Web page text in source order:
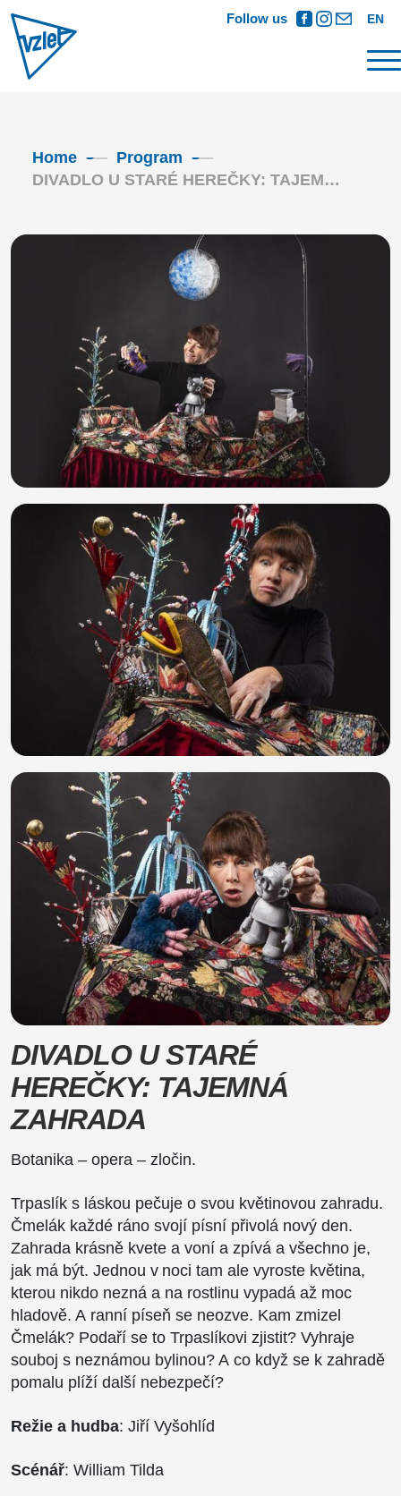
Follow us EN
Home
Program
DIVADLO U STARÉ HEREČKY: TAJEM…
DIVADLO U STARÉ
HEREČKY: TAJEMNÁ
ZAHRADA
Botanika – opera – zločin.
Trpaslík s láskou pečuje o svou květinovou zahradu.
Čmelák každé ráno svojí písní přivolá nový den.
Zahrada krásně kvete a voní a zpívá a všechno je,
jak má být. Jednou v noci tam ale vyroste květina,
kterou nikdo nezná a na rostlinu vypadá až moc
hladově. A ranní píseň se neozve. Kam zmizel
Čmelák? Podaří se to Trpaslíkovi zjistit? Vyhraje
souboj s neznámou bylinou? A co když se k zahradě
pomalu plíží další nebezpečí?
Režie a hudba: Jiří Vyšohlíd
Scénář: William Tilda